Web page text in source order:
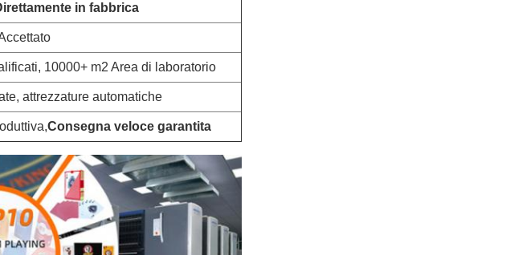
in fabbrica
10000+ m2 Area di laboratorio
attrezzature automatiche
Consegna veloce garantita